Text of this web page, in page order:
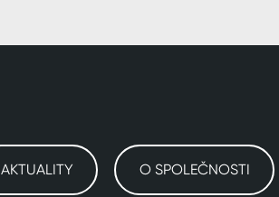
AKTUALITY O SPOLEČNOSTI